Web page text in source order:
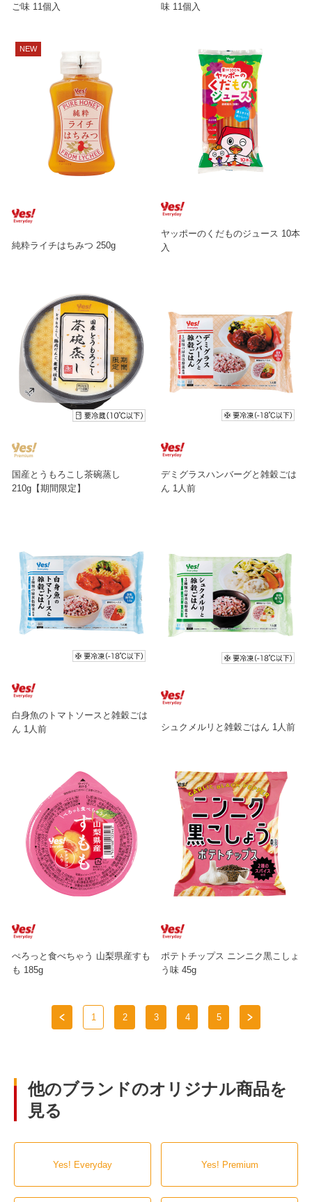
ご味 11個入
味 11個入
純粋ライチはちみつ 250g
ヤッポーのくだものジュース 10本
入
国産とうもろこし茶碗蒸し
210g【期間限定】
デミグラスハンバーグと雑穀ごは
ん 1人前
白身魚のトマトソースと雑穀ごは
ん 1人前
シュクメルリと雑穀ごはん 1人前
ぺろっと食べちゃう 山梨県産すも
も 185g
ポテトチップス ニンニク黒こしょ
う味 45g
1 2 3 4 5
他のブランドのオリジナル商品を
見る
Yes! Everyday Yes! Premium